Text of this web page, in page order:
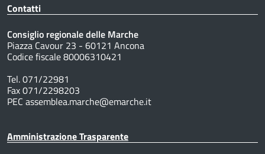
Contatti
Consiglio regionale delle Marche
Piazza Cavour 23 - 60121 Ancona
Codice fiscale 80006310421
Tel. 071/22981
Fax 071/2298203
PEC assemblea.marche@emarche.it
Amministrazione Trasparente